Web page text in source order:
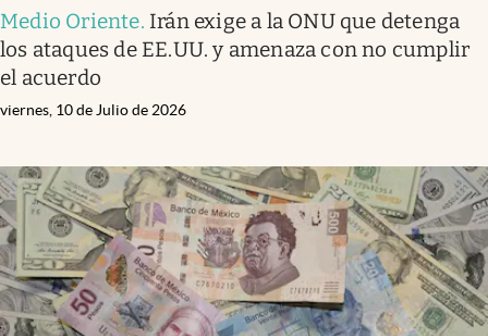
Medio Oriente. Irán exige a la ONU que detenga
los ataques de EE.UU. y amenaza con no cumplir
el acuerdo
viernes, 10 de Julio de 2026